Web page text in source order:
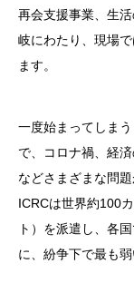
再会支援事業、生
岐にわたり、現場
ます。
一度始まってしま
で、コロナ禍、経
などさまざまな問
ICRCは世界約100
ト）を派遣し、各
に、紛争下で最も